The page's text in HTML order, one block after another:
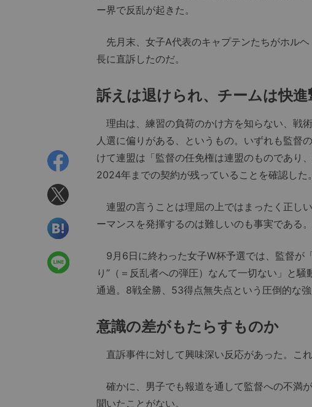
ー界で反乱が起きた。
先月末、女子A代表のキャプテンたちがホル
長に直訴したのだ。
訴えは退けられ、チームは快進
理由は、練習の負荷のかけ方を知らない、戦
人選に偏りがある、というもの。いずれも監督
けて連盟は「監督の任免権は連盟のものであり
2024年までの契約が残っていることを確認した。
連盟の言うことは理屈の上ではまったく正し
ーマンスを発揮するのは難しいのも事実である
9月6日に終わった女子W杯予選では、監督が
り”（＝反乱者への弾圧）なんて一切ない」と
通過。8戦全勝、53得点無失点という圧倒的な強
意識の差がもたらすものか
直訴事件に対して興味深い反応があった。こ
確かに、男子でも報道を通して監督への不満
聞いたことがない。